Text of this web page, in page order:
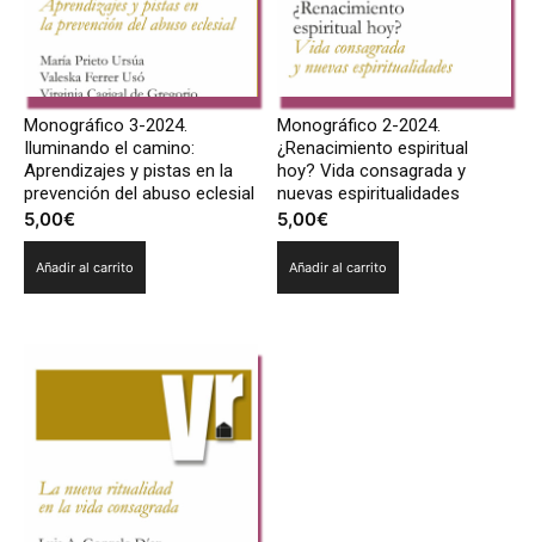
Monográfico 3-2024.
Iluminando el camino:
Aprendizajes y pistas en la
prevención del abuso eclesial
5,00€
Añadir al carrito
Monográfico 2-2024.
¿Renacimiento espiritual
hoy? Vida consagrada y
nuevas espiritualidades
5,00€
Añadir al carrito